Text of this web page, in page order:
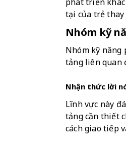
tại của trẻ
Nhóm kỹ
Nhóm kỹ
tảng liên quan
Nhận thức lời
Lĩnh vực này
tảng cần thiết
cách giao tiếp